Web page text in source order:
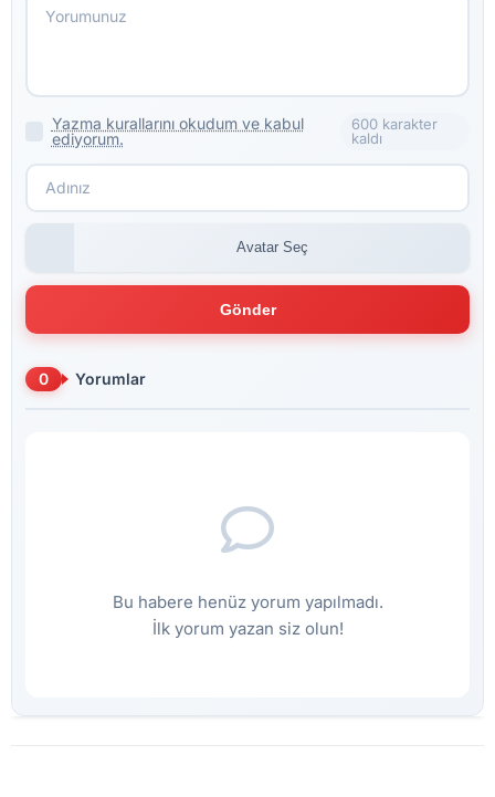
Yazma kurallarını okudum ve kabul
ediyorum.
600 karakter
kaldı
Avatar Seç
Gönder
0 Yorumlar
Bu habere henüz yorum yapılmadı.
İlk yorum yazan siz olun!